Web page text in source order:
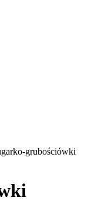
grubościówki